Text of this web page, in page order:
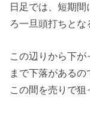
日足では、短期
ろ一旦頭打ちとな
この辺りから下が
まで下落があるの
この間を売りで狙